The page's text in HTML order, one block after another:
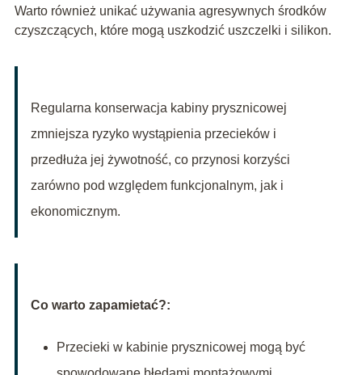
Warto również unikać używania agresywnych środków
czyszczących, które mogą uszkodzić uszczelki i silikon.
Regularna konserwacja kabiny prysznicowej
zmniejsza ryzyko wystąpienia przecieków i
przedłuża jej żywotność, co przynosi korzyści
zarówno pod względem funkcjonalnym, jak i
ekonomicznym.
Co warto zapamietać?:
Przecieki w kabinie prysznicowej mogą być